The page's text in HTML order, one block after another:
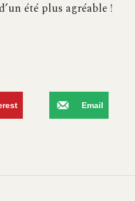
été plus agréable !
Email